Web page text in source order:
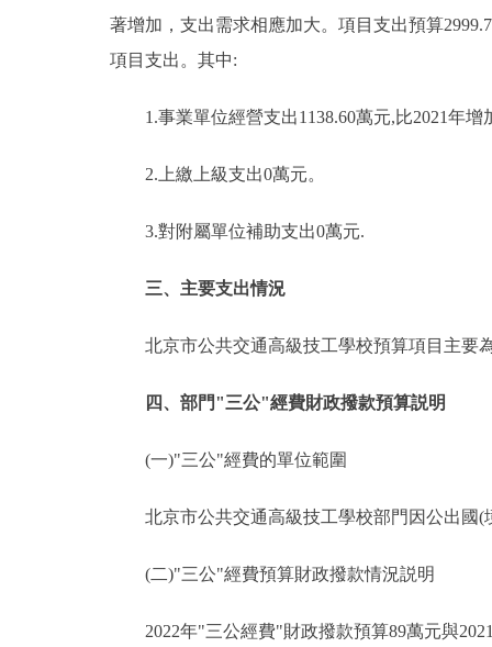
著增加，支出需求相應加大。項目支出預算
項目支出。其中:
1.事業單位經營支出1138.60萬元,比2021年增
2.上繳上級支出0萬元。
3.對附屬單位補助支出0萬元.
三、主要支出情況
北京市公共交通高級技工學校預算項目主要
四、部門"三公"經費財政撥款預算説明
(一)"三公"經費的單位範圍
北京市公共交通高級技工學校部門因公出國(
(二)"三公"經費預算財政撥款情況説明
2022年"三公經費"財政撥款預算89萬元與